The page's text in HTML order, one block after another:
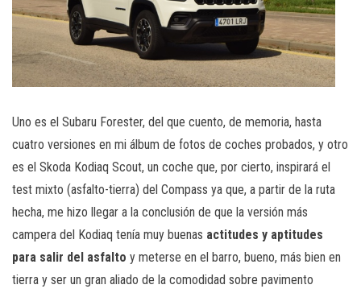
Uno es el Subaru Forester, del que cuento, de memoria, hasta
cuatro versiones en mi álbum de fotos de coches probados, y otro
es el Skoda Kodiaq Scout, un coche que, por cierto, inspirará el
test mixto (asfalto-tierra) del Compass ya que, a partir de la ruta
hecha, me hizo llegar a la conclusión de que la versión más
campera del Kodiaq tenía muy buenas actitudes y aptitudes
para salir del asfalto y meterse en el barro, bueno, más bien en
tierra y ser un gran aliado de la comodidad sobre pavimento